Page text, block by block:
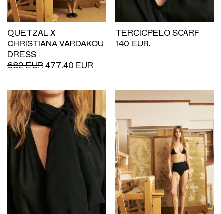
QUETZAL X
CHRISTIANA VARDAKOU
DRESS
682EUR477.40 EUR
TERCIOPELO SCARF
140 EUR.